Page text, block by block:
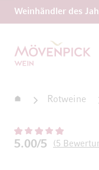
Weinhändler des
Zur Startseite
StartseiteRotweine
5.00/5 5